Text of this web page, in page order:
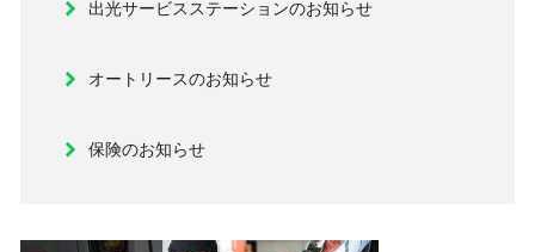
出光サービスステーションのお知らせ
オートリースのお知らせ
保険のお知らせ